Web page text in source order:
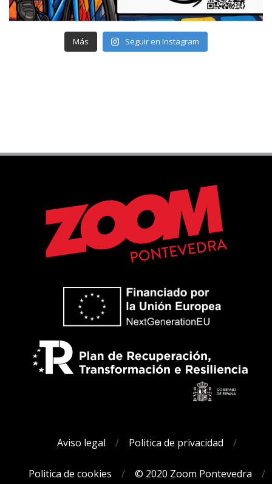
Más Seguir en Instagram
Aviso legal Politica de privacidad
Politica de cookies © 2020 Zoom Pontevedra